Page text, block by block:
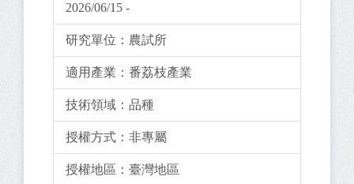
2026/06/15 -
研究單位： 農試所
適用產業： 番荔枝產業
技術領域： 品種
授權方式： 非專屬
授權地區： 臺灣地區